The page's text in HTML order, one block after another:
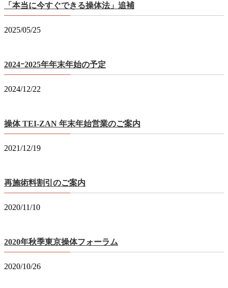
「本当に今すぐできる操体法」追補
2025/05/25
2024ｰ2025年年末年始の予定
2024/12/22
操体 TEI-ZAN 年末年始営業のご案内
2021/12/19
再施術料割引のご案内
2020/11/10
2020年秋季東京操体フォーラム
2020/10/26